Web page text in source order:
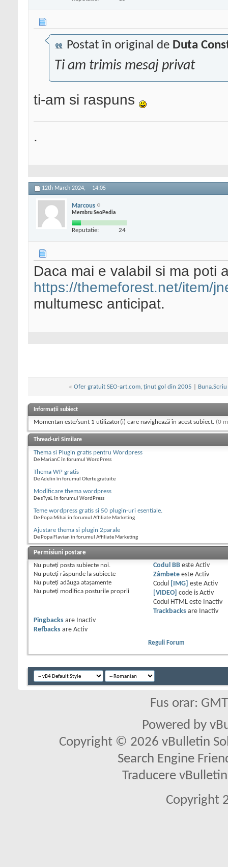
Postat în original de Duta
Ti am trimis mesaj privat
ti-am si raspuns
.
12th March 2024, 14:05
Marcous
Membru SeoPedia
Reputatie: 24
Daca mai e valabil si ma poti
https://themeforest.net/item/
multumesc anticipat.
« Ofer gratuit SEO-аrt.com, ținut gol din 2005
Informații subiect
Momentan este/sunt 1 utilizator(i) care navighează în acest subiect. (0
Thread-uri Similare
Thema si Plugin gratis pentru Wordpress
De MarianC în forumul WordPress
Thema WP gratis
De Adelin în forumul Oferte gratuite
Modificare thema wordpress
De sTyaL în forumul WordPress
Teme wordpress gratis si 50 plugin-uri esentiale.
De Popa Mihai în forumul Affiliate Marketing
Ajustare thema si plugin 2parale
De Popa Flavian în forumul Affiliate Marketing
Permisiuni postare
Nu puteţi posta subiecte noi.
Nu puteţi răspunde la subiecte
Nu puteţi adăuga ataşamente
Nu puteţi modifica posturile proprii
Codul BBeste Activ
Zâmbeteeste Activ
Codul
[IMG] este Activ
[VIDEO] code is Activ
Codul HTML este
Inactiv
Trackbacksare
Inactiv
Pingbacks are
Inactiv
Refbacks are Activ
Reguli Forum
Fus orar:
Powered by
Copyright © 2026 vBulletin
Search Engine
Traducere
Copyright